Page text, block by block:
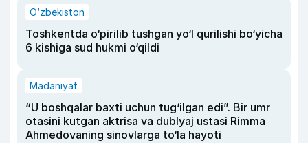
O‘zbekiston
Toshkentda o‘pirilib tushgan yo‘l qurilishi bo‘yicha
6 kishiga sud hukmi o‘qildi
Madaniyat
“U boshqalar baxti uchun tug‘ilgan edi”. Bir umr
otasini kutgan aktrisa va dublyaj ustasi Rimma
Ahmedovaning sinovlarga to‘la hayoti